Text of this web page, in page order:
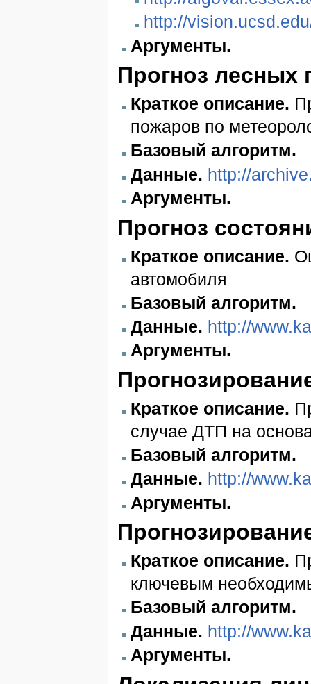
http://
Аргументы.
Прогноз лесных
Краткое описание.
пожаров по
Базовый алгоритм.
Данные. http://
Аргументы.
Прогноз
Краткое описание.
автомобиля
Базовый алгоритм.
Данные. http://
Аргументы.
Краткое описание.
случае ДТП на
Базовый алгоритм.
Данные. http://
Аргументы.
Краткое описание.
ключевым
Базовый алгоритм.
Данные. http://
Аргументы.